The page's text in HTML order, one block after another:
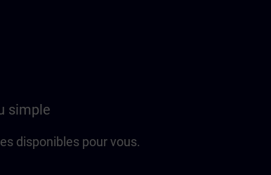
simple
disponibles pour vous.